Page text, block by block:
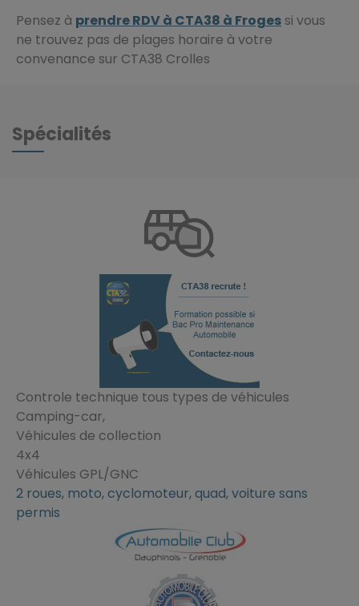
Pensez à prendre RDV à CTA38 à Froges si vous
ne trouvez pas de plages horaire à votre
convenance sur CTA38 Crolles
Spécialités
Controle technique tous types de véhicules
Camping-car,
Véhicules de collection
4x4
Véhicules GPL/GNC
2 roues, moto, cyclomoteur, quad, voiture sans
permis